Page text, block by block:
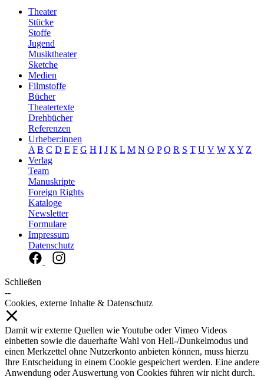
Theater
Stücke
Stoffe
Jugend
Musiktheater
Sketche
Medien
Filmstoffe
Bücher
Theatertexte
Drehbücher
Referenzen
Urheber:innen
A B C D E F G H I J K L M N O P Q R S T U V W X Y Z
Verlag
Team
Manuskripte
Foreign Rights
Kataloge
Newsletter
Formulare
Impressum
Datenschutz
Schließen
--
Cookies, externe Inhalte & Datenschutz
Damit wir externe Quellen wie Youtube oder Vimeo Videos
einbetten sowie die dauerhafte Wahl von Hell-/Dunkelmodus und
einen Merkzettel ohne Nutzerkonto anbieten können, muss hierzu
Ihre Entscheidung in einem Cookie gespeichert werden. Eine andere
Anwendung oder Auswertung von Cookies führen wir nicht durch.